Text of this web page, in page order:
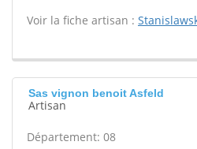
Voir la fiche artisan :
Sas vignon benoit Asfeld
Artisan
Département: 08